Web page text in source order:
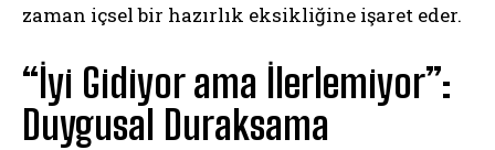
zaman içsel bir hazırlık eksikliğine işaret eder.
“İyi Gidiyor ama İlerlemiyor”:
Duygusal Duraksama